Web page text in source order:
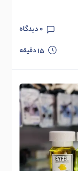
0دیدگاه
15دقیقه